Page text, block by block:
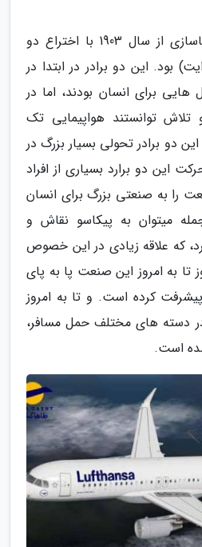
شروع کار صنعت هواپیماسازی از سال 1903 با اختراع دو
بود. این دو برادر در ابتدا در
هایی برای انسان بودند، اما در
توانستند هواپیمایی تک
دو برادر تحولی بسیار بزرگ در
این دو برارد بسیاری از افراد
را به صنعتی بزرگ برای انسان
میتوان به پیکاسو نقاش و
که علاقه زیادی در این خصوص
تا به امروز این صنعت پا به پای
کرده است. و تا به امروز
دسته های مختلف حمل مسافر،
است.